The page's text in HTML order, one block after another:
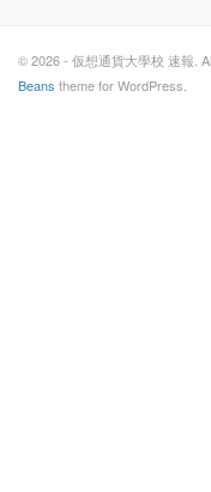
© 2026 - 仮想通貨大學校 速報.
Beans theme for WordPress.